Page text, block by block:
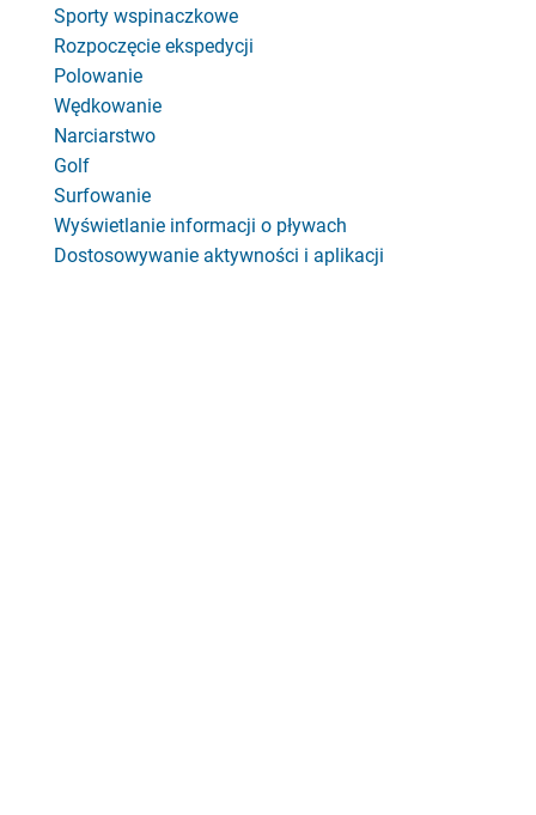
Sporty wspinaczkowe
Rozpoczęcie ekspedycji
Polowanie
Wędkowanie
Narciarstwo
Golf
Surfowanie
Wyświetlanie informacji o pływach
Dostosowywanie aktywności i aplikacji